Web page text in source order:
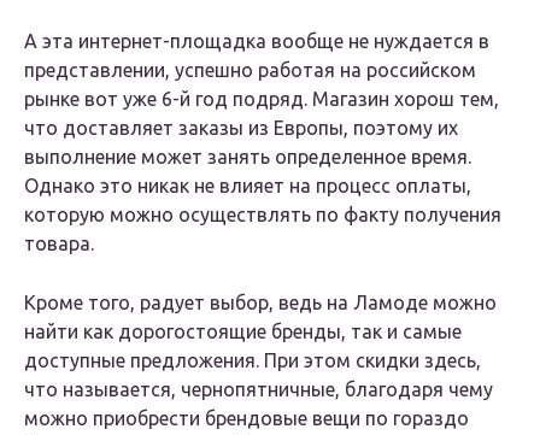
А эта интернет-площадка вообще не нуждается в
представлении, успешно работая на российском
рынке вот уже 6-й год подряд. Магазин хорош тем,
что доставляет заказы из Европы, поэтому их
выполнение может занять определенное время.
Однако это никак не влияет на процесс оплаты,
которую можно осуществлять по факту получения
товара.
Кроме того, радует выбор, ведь на Ламоде можно
найти как дорогостоящие бренды, так и самые
доступные предложения. При этом скидки здесь,
что называется, чернопятничные, благодаря чему
можно приобрести брендовые вещи по гораздо